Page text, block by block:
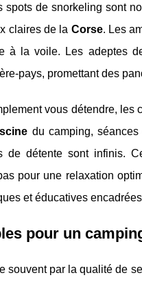
spots de snorkeling sont
claires de la Corse. Les
à la voile. Les adeptes
pays, promettant des
vous détendre,
du camping,
de détente sont infinis.
pour une relaxation
et éducatives
pour un
souvent par la qualité de